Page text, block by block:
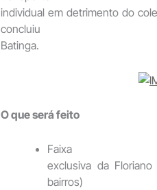
individual em detrimento do
concluiu
Batinga.
O que será feito
Faixa
exclusiva da
bairros)